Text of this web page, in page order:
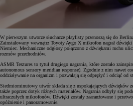
W pierwszym utworze słuchacze playlisty przenoszą się do
Zainstalowany wewnątrz Toyoty Aygo X mikrofon nagrał
Niemiec. Mechaniczne odgłosy połączono z dźwiękami ruchu
rozmów przechodniów.
ASMR Textures to tytuł drugiego nagrania, które zostało
autonomous sensory meridian response). Zgodnie z nim nawet
oddziaływanie na organizm i pozwalają się odprężyć i odciąć od
Siedmiominutowy utwór składa się z uspokajających dźwięków
także poprzez dotyk różnych materiałów. Nagrania odbyły się
ultraczułych mikrofonów. Dźwięki zostały zaaranżowane i
opóźnienie i panoramowanie.